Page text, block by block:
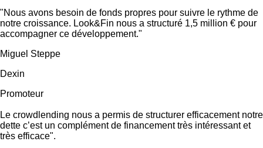
"Nous avons besoin de fonds propres pour suivre le rythme de
notre croissance. Look&Fin nous a structuré 1,5 million € pour
accompagner ce développement."
Miguel Steppe
Dexin
Promoteur
Le crowdlending nous a permis de structurer efficacement notre
dette c’est un complément de financement très intéressant et
très efficace".